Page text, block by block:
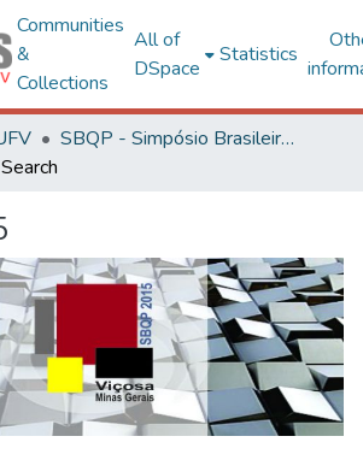
Communities
&
Collections
All of
DSpace
Statistics
SBQP - Simpósio Brasileiro de Qualidade do Projeto no Ambiente Construído
Search